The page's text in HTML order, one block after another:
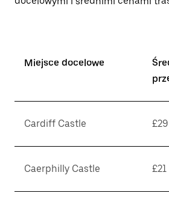
Miejsce docelowe
Cardiff Castle £29
Caerphilly Castle £21